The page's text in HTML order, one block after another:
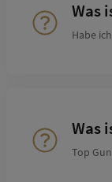
Was
Habe
Was
Top Gun